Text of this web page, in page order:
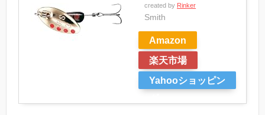
created by Rinker
Smith
Amazon
楽天市場
Yahooショッピン